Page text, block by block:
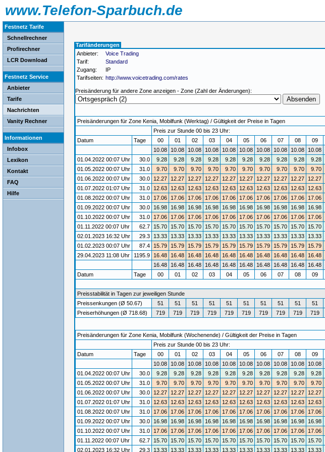
www.Telefon-Sparbuch.de
Festnetz Tarife
Schnellrechner
Profirechner
LCR Download
Festnetz Service
Anbieter
Tarife
Nachrichten
Vanity Rechner
Informationen
Infobox
Lexikon
Kontakt
FAQ
Hilfe
Tarifänderungen
Anbieter:
Voice Trading
Tarif:
Standard
Zugang:
IP
Tarifseiten: http://www.voicetrading.com/rates
Preisänderung für andere Zone anzeigen - Zone (Zahl der Änderungen):
Preisänderungen für Zone Kenia, Mobilfunk (Werktag) / Gültigkeit der Preise in Tagen
Preis zur Stunde 00 bis 23 Uhr:
Datum
Tage 00 01 02 03 04 05 06 07 08 09
10.08
10.08 10.08 10.08 10.08 10.08 10.08 10.08 10.08 10.08
01.04.2022 00:07 Uhr
30.0 9.28 9.28 9.28 9.28 9.28 9.28 9.28 9.28 9.28 9.28
01.05.2022 00:07 Uhr
31.0 9.70 9.70 9.70 9.70 9.70 9.70 9.70 9.70 9.70 9.70
01.06.2022 00:07 Uhr
30.0 12.27 12.27 12.27 12.27 12.27 12.27 12.27 12.27 12.27 12.27
01.07.2022 01:07 Uhr
31.0 12.63 12.63 12.63 12.63 12.63 12.63 12.63 12.63 12.63 12.63
01.08.2022 00:07 Uhr
31.0 17.06 17.06 17.06 17.06 17.06 17.06 17.06 17.06 17.06 17.06
01.09.2022 00:07 Uhr
30.0 16.98 16.98 16.98 16.98 16.98 16.98 16.98 16.98 16.98 16.98
01.10.2022 00:07 Uhr
31.0 17.06 17.06 17.06 17.06 17.06 17.06 17.06 17.06 17.06 17.06
01.11.2022 00:07 Uhr
62.7 15.70 15.70 15.70 15.70 15.70 15.70 15.70 15.70 15.70 15.70
02.01.2023 16:32 Uhr
29.3 13.33 13.33 13.33 13.33 13.33 13.33 13.33 13.33 13.33 13.33
01.02.2023 00:07 Uhr
87.4 15.79 15.79 15.79 15.79 15.79 15.79 15.79 15.79 15.79 15.79
29.04.2023 11:08 Uhr
1195.9 16.48 16.48 16.48 16.48 16.48 16.48 16.48 16.48 16.48 16.48
16.48
16.48 16.48 16.48 16.48 16.48 16.48 16.48 16.48 16.48
Datum
Tage 00 01 02 03 04 05 06 07 08 09
Preisstabilität in Tagen zur jeweiligen Stunde
Preissenkungen (Ø 50.67)
51 51 51 51 51 51 51 51 51 51
Preiserhöhungen (Ø 718.68)
719 719 719 719 719 719 719 719 719 719
Preisänderungen für Zone Kenia, Mobilfunk (Wochenende) / Gültigkeit der Preise in Tagen
Preis zur Stunde 00 bis 23 Uhr:
Datum
Tage 00 01 02 03 04 05 06 07 08 09
10.08
10.08 10.08 10.08 10.08 10.08 10.08 10.08 10.08 10.08
01.04.2022 00:07 Uhr
30.0 9.28 9.28 9.28 9.28 9.28 9.28 9.28 9.28 9.28 9.28
01.05.2022 00:07 Uhr
31.0 9.70 9.70 9.70 9.70 9.70 9.70 9.70 9.70 9.70 9.70
01.06.2022 00:07 Uhr
30.0 12.27 12.27 12.27 12.27 12.27 12.27 12.27 12.27 12.27 12.27
01.07.2022 01:07 Uhr
31.0 12.63 12.63 12.63 12.63 12.63 12.63 12.63 12.63 12.63 12.63
01.08.2022 00:07 Uhr
31.0 17.06 17.06 17.06 17.06 17.06 17.06 17.06 17.06 17.06 17.06
01.09.2022 00:07 Uhr
30.0 16.98 16.98 16.98 16.98 16.98 16.98 16.98 16.98 16.98 16.98
01.10.2022 00:07 Uhr
31.0 17.06 17.06 17.06 17.06 17.06 17.06 17.06 17.06 17.06 17.06
01.11.2022 00:07 Uhr
62.7 15.70 15.70 15.70 15.70 15.70 15.70 15.70 15.70 15.70 15.70
02.01.2023 16:32 Uhr
29.3 13.33 13.33 13.33 13.33 13.33 13.33 13.33 13.33 13.33 13.33